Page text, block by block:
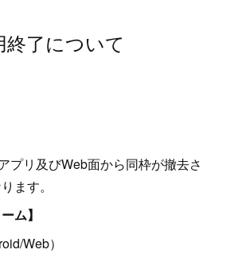
終了について
プリ及びWeb面から同枠が撤去さ
ます。
ム】
Web）